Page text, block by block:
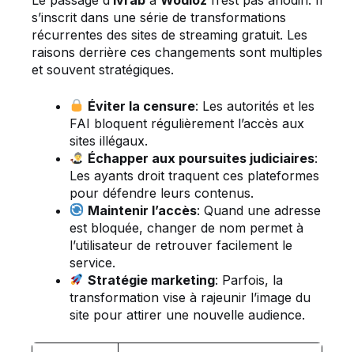
s’inscrit dans une série de transformations
récurrentes des sites de streaming gratuit. Les
raisons derrière ces changements sont multiples
et souvent stratégiques.
Éviter la censure: Les autorités et les
FAI bloquent régulièrement l’accès aux
sites illégaux.
Échapper aux poursuites judiciaires:
Les ayants droit traquent ces plateformes
pour défendre leurs contenus.
Maintenir l’accès: Quand une adresse
est bloquée, changer de nom permet à
l’utilisateur de retrouver facilement le
service.
Stratégie marketing: Parfois, la
transformation vise à rajeunir l’image du
site pour attirer une nouvelle audience.